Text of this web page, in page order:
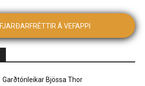
FJARÐARFRÉTTIR Á VEFAPPI
Garðtónleikar Bjössa Thor